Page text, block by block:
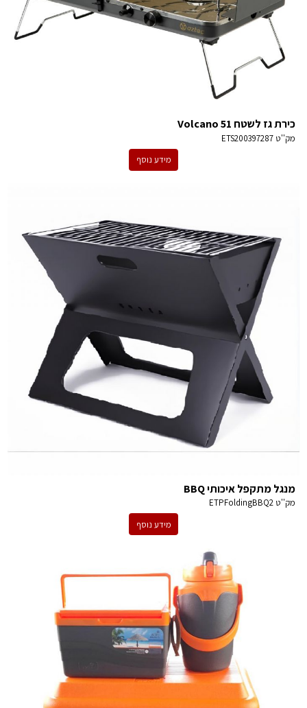
כירת גז לשטח Volcano 51
מק''טETS200397287
מידע נוסף
מנגל מתקפל איכותי BBQ
מק''טETPFoldingBBQ2
מידע נוסף